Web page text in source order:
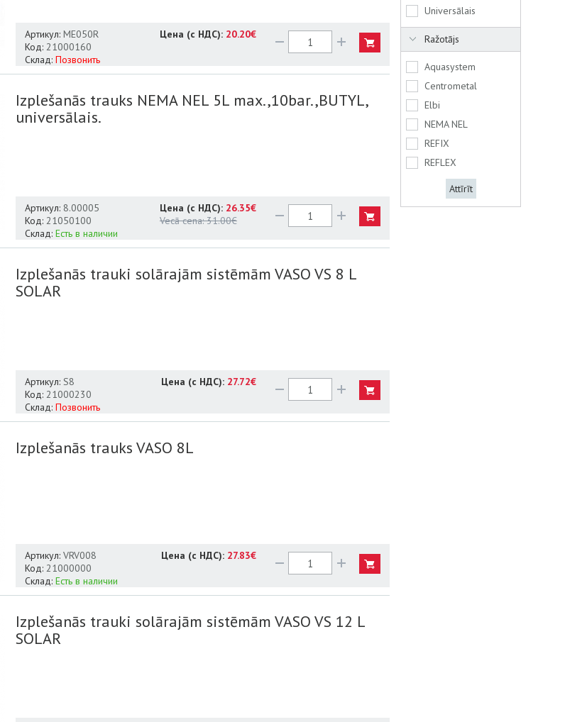
Universālais
Ražotājs
Aquasystem
Centrometal
Elbi
NEMA NEL
REFIX
REFLEX
Attīrīt
Цена (с НДС): 20.20€
Артикул: ME050R
Код: 21000160
Склад: Позвонить
Izplešanās trauks NEMA NEL 5L max.,10bar.,BUTYL,
universālais.
Цена (с НДС): 26.35€
Vecā cena:31.00€
Артикул: 8.00005
Код: 21050100
Склад: Есть в наличии
Izplešanās trauki solārajām sistēmām VASO VS 8 L
SOLAR
Цена (с НДС): 27.72€
Артикул: S8
Код: 21000230
Склад: Позвонить
Izplešanās trauks VASO 8L
Цена (с НДС): 27.83€
Артикул: VRV008
Код: 21000000
Склад: Есть в наличии
Izplešanās trauki solārajām sistēmām VASO VS 12 L
SOLAR